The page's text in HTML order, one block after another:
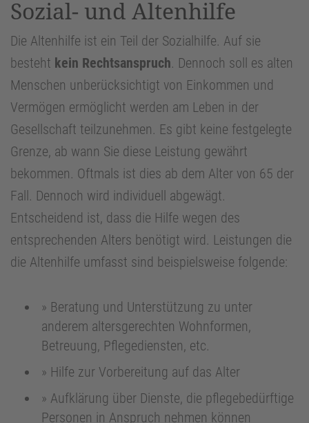
Sozial- und Altenhilfe
Die Altenhilfe ist ein Teil der Sozialhilfe. Auf sie
besteht kein Rechtsanspruch. Dennoch soll es alten
Menschen unberücksichtigt von Einkommen und
Vermögen ermöglicht werden am Leben in der
Gesellschaft teilzunehmen. Es gibt keine festgelegte
Grenze, ab wann Sie diese Leistung gewährt
bekommen. Oftmals ist dies ab dem Alter von 65 der
Fall. Dennoch wird individuell abgewägt.
Entscheidend ist, dass die Hilfe wegen des
entsprechenden Alters benötigt wird. Leistungen die
die Altenhilfe umfasst sind beispielsweise folgende:
Beratung und Unterstützung zu unter
anderem altersgerechten Wohnformen,
Betreuung, Pflegediensten, etc.
Hilfe zur Vorbereitung auf das Alter
Aufklärung über Dienste, die pflegebedürftige
Personen in Anspruch nehmen können